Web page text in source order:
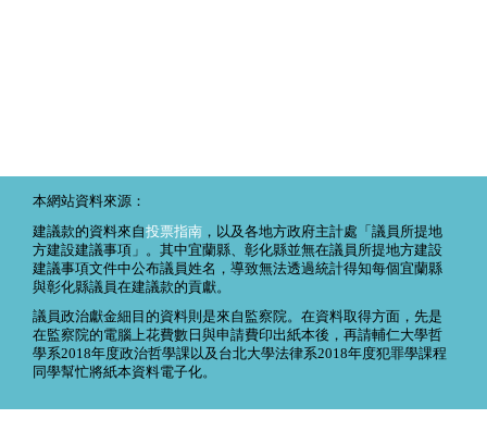
本網站資料來源：
建議款的資料來自投票指南 ，以及各地方政府主計處「議員所提地
方建設建議事項」。其中宜蘭縣、彰化縣並無在議員所提地方建設
建議事項文件中公布議員姓名，導致無法透過統計得知每個宜蘭縣
與彰化縣議員在建議款的貢獻。
議員政治獻金細目的資料則是來自監察院。在資料取得方面，先是
在監察院的電腦上花費數日與申請費印出紙本後，再請輔仁大學哲
學系2018年度政治哲學課以及台北大學法律系2018年度犯罪學課程
同學幫忙將紙本資料電子化。